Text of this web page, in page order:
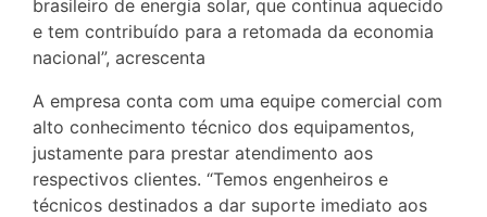
brasileiro de energia solar, que continua aquecido
e tem contribuído para a retomada da economia
nacional”, acrescenta
A empresa conta com uma equipe comercial com
alto conhecimento técnico dos equipamentos,
justamente para prestar atendimento aos
respectivos clientes. “Temos engenheiros e
técnicos destinados a dar suporte imediato aos